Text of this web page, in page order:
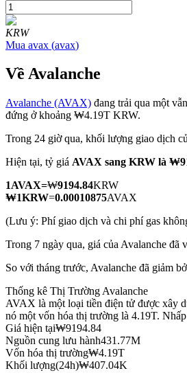
COIN-M Futures
Futures sử dụng token làm tài sản
KRW
Mua avax (avax)
Về Avalanche
Avalanche (AVAX) đang trải qua một
đứng ở khoảng ₩4.19T KRW.
Trong 24 giờ qua, khối lượng giao dịch
Hiện tại, tỷ giá AVAX sang KRW là
1AVAX=₩9194.84KRW
₩1KRW=0.00010875AVAX
(Lưu ý: Phí giao dịch và chi phí gas
Trong 7 ngày qua, giá của Avalanche đã
So với tháng trước, Avalanche đã giảm
Thống kê Thị Trường Avalanche
AVAX là một loại tiền điện tử được xây
nó một vốn hóa thị trường là 4.19T.
Giá hiện tại₩9194.84
Nguồn cung lưu hành431.77M
Vốn hóa thị trường₩4.19T
Khối lượng(24h)₩407.04K